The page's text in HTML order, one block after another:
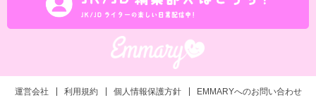
運営会社 利用規約 個人情報保護方針 EMMARYへのお問い合わせ